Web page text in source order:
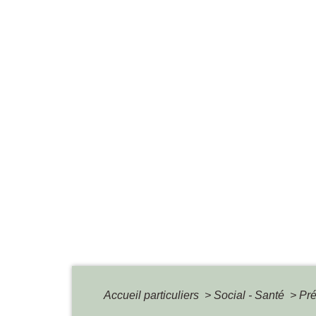
Accueil particuliers > Social - Santé >